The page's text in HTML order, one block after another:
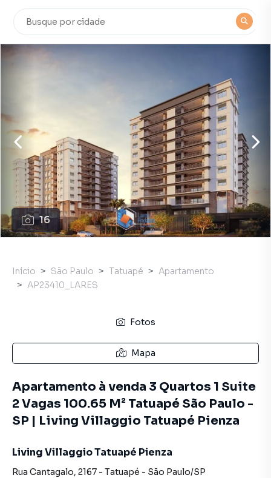
16
Início São Paulo Tatuapé
Apartamento
AP23410_LARES
Fotos
Mapa
Apartamento à venda 3 Quartos 1 Suite
2 Vagas 100.65 M² Tatuapé São Paulo -
SP | Living Villaggio Tatuapé Pienza
Living Villaggio Tatuapé Pienza
Rua Cantagalo, 2167 - Tatuapé - São Paulo/SP